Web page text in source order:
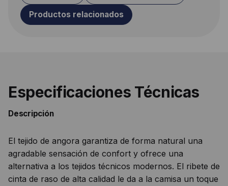
Productos relacionados
Especificaciones Técnicas
Descripción
El tejido de angora garantiza de forma natural una
agradable sensación de confort y ofrece una
alternativa a los tejidos técnicos modernos. El ribete de
cinta de raso de alta calidad le da a la camisa un toque